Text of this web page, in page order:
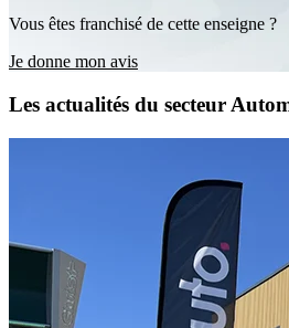
Vous êtes franchisé de cette enseigne ?
Je donne mon avis
Les actualités du secteur